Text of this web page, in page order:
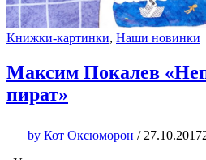
Книжки-картинки, Наши новинки
Максим Покалев
пират»
by Кот Оксюморон / 27.10.2017